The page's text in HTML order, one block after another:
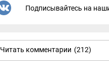
Подписывайтесь на
Читать комментарии (212)